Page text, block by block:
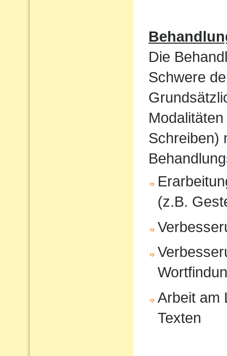
Die
Schwere
Schreiben)
(z.B.
Arbeit am
Texten